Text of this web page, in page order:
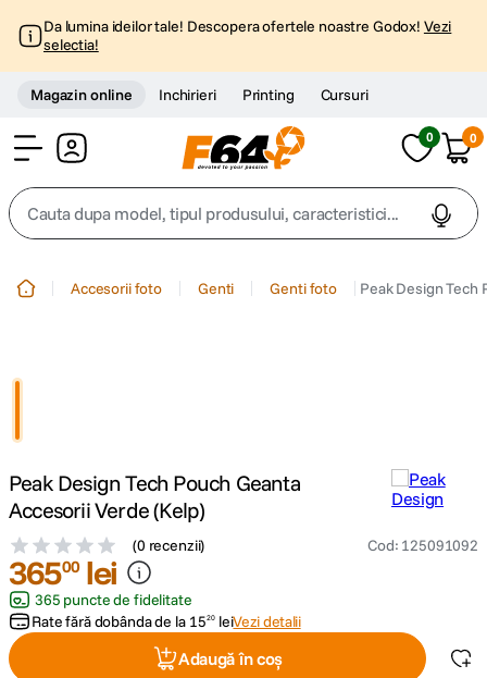
Da lumina ideilor tale! Descopera ofertele noastre Godox! Vezi
selectia!
Magazin online Inchirieri Printing Cursuri
0 0
Cauta dupa model, tipul produsului, caracteristici...
4 . peak design
canon sx740 hs
6. lavaliera
card memorie
Accesorii foto Genti Genti foto Peak Design Tech
Peak Design Tech Pouch Geanta
Accesorii Verde (Kelp)
(0 recenzii) Cod: 125091092
36500 lei
365 puncte de fidelitate
Rate fără dobânda de la 1520 leiVezi detalii
Adaugă în coș